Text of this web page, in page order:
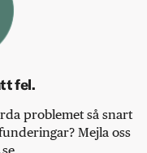
fel.
problemet så snart
Mejla oss